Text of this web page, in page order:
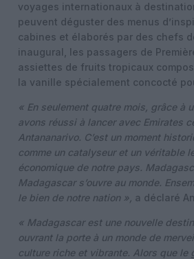
voyages internationaux à
peuvent déguster des menus
cabines et élaborés par des chefs
inaugural, les passagers de
assiettes de fruits tropicaux
la vanille spécialement concocté
« En seulement quatre mois, grâce à
avons réussi à lancer avec Emirates
Antananarivo. C’est un moment
comme un catalyseur et un véritable
économique de notre pays.
Madagascar s’ouvre au monde.
le bien de notre nation », a déclaré
« Madagascar est une nouvelle
ouvrant la porte à un monde de
culture riche et vibrante. Alors que le